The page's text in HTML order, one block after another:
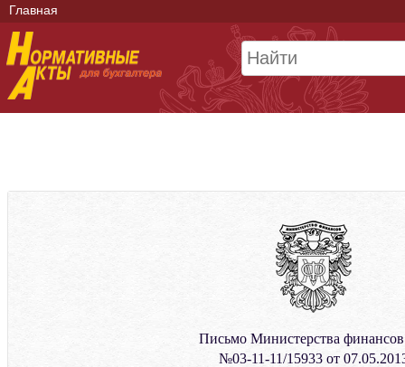
Главная
Письмо Министерства
№03-11-11/15933 от